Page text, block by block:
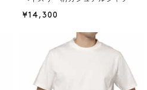
¥14,300